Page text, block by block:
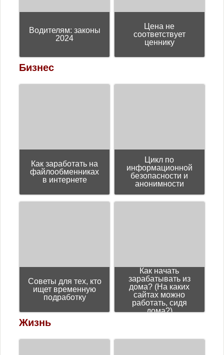
Водителям: законы
2024
Цена не
соответствует
ценнику
Бизнес
Как заработать на
файлообменниках
в интернете
Цикл пo
информационной
безопасности и
анонимности
Советы для тех, кто
ищет временную
подработку
Как начать
зарабатывать из
дома? (На каких
сайтах можно
работать, сидя
дома?)
Жизнь